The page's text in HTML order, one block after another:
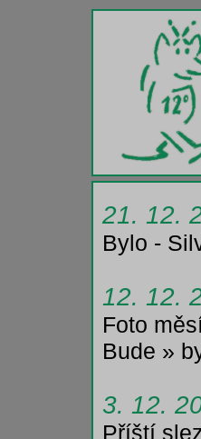
21. 12.
Bylo -
12. 12.
Foto
Bude »
3. 12.
Příští